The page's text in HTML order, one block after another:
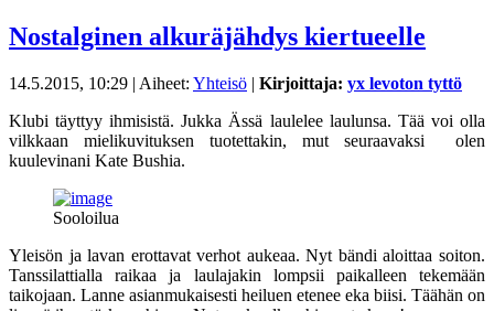
Nostalginen alkuräjähdys kiertueelle
14.5.2015, 10:29 | Aiheet: Yhteisö | Kirjoittaja: yx levoton tyttö
Klubi täyttyy ihmisistä. Jukka Ässä laulelee laulunsa. Tää voi olla
vilkkaan mielikuvituksen tuotettakin, mut seuraavaksi olen
kuulevinani Kate Bushia.
Sooloilua
Yleisön ja lavan erottavat verhot aukeaa. Nyt bändi aloittaa soiton.
Tanssilattialla raikaa ja laulajakin lompsii paikalleen tekemään
taikojaan. Lanne asianmukaisesti heiluen etenee eka biisi. Täähän on